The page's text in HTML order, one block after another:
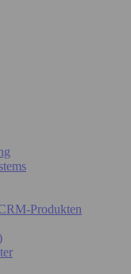
Produkten